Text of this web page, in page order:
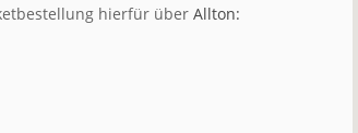
hierfür über Allton: